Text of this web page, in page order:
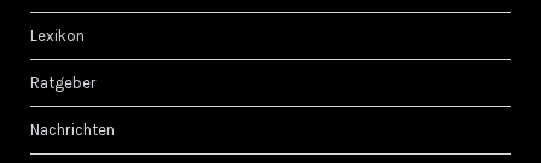
Lexikon
Ratgeber
Nachrichten